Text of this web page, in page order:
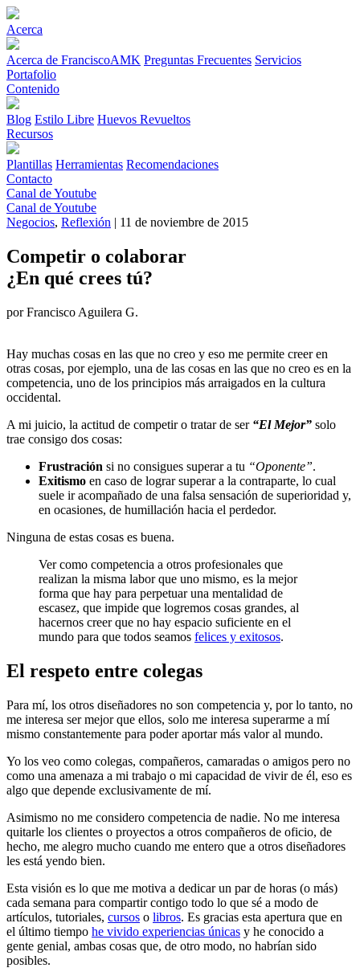
Acerca
Acerca de FranciscoAMK Preguntas Frecuentes Servicios
Portafolio
Contenido
Blog Estilo Libre Huevos Revueltos
Recursos
Plantillas Herramientas Recomendaciones
Contacto
Canal de Youtube
Canal de Youtube
Negocios, Reflexión | 11 de noviembre de 2015
Competir o colaborar
¿En qué crees tú?
por Francisco Aguilera G.
Hay muchas cosas en las que no creo y eso me permite creer en
otras cosas, por ejemplo, una de las cosas en las que no creo es en la
competencia, uno de los principios más arraigados en la cultura
occidental.
A mi juicio, la actitud de competir o tratar de ser “El Mejor” solo
trae consigo dos cosas:
Frustración si no consigues superar a tu “Oponente”.
Exitismo en caso de lograr superar a la contraparte, lo cual
suele ir acompañado de una falsa sensación de superioridad y,
en ocasiones, de humillación hacia el perdedor.
Ninguna de estas cosas es buena.
Ver como competencia a otros profesionales que
realizan la misma labor que uno mismo, es la mejor
forma que hay para perpetuar una mentalidad de
escasez, que impide que logremos cosas grandes, al
hacernos creer que no hay espacio suficiente en el
mundo para que todos seamos felices y exitosos.
El respeto entre colegas
Para mí, los otros diseñadores no son competencia y, por lo tanto, no
me interesa ser mejor que ellos, solo me interesa superarme a mí
mismo constantemente para poder aportar más valor al mundo.
Yo los veo como colegas, compañeros, camaradas o amigos pero no
como una amenaza a mi trabajo o mi capacidad de vivir de él, eso es
algo que depende exclusivamente de mí.
Asimismo no me considero competencia de nadie. No me interesa
quitarle los clientes o proyectos a otros compañeros de oficio, de
hecho, me alegro mucho cuando me entero que a otros diseñadores
les está yendo bien.
Esta visión es lo que me motiva a dedicar un par de horas (o más)
cada semana para compartir contigo todo lo que sé a modo de
artículos, tutoriales, cursos o libros. Es gracias esta apertura que en
el último tiempo he vivido experiencias únicas y he conocido a
gente genial, ambas cosas que, de otro modo, no habrían sido
posibles.